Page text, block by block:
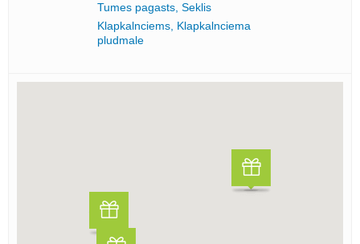
Tumes pagasts, Seklis
Klapkalnciems, Klapkalnciema
pludmale